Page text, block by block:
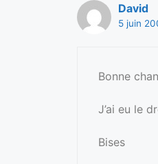
David
5 juin
Bonne
J’ai eu le
Bises